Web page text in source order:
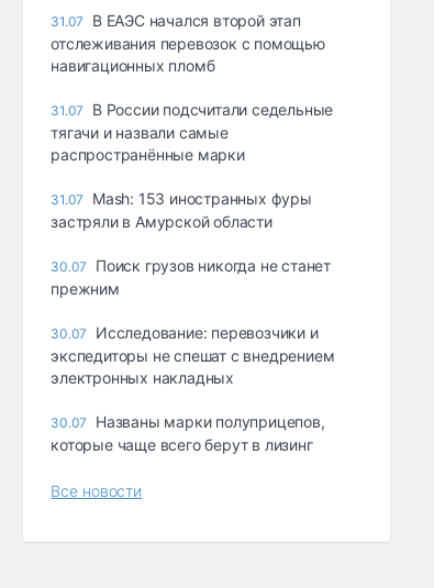
31.07
В ЕАЭС начался второй этап
отслеживания перевозок с помощью
навигационных пломб
31.07
В России подсчитали седельные
тягачи и назвали самые
распространённые марки
31.07
Mash: 153 иностранных фуры
застряли в Амурской области
30.07
Поиск грузов никогда не станет
прежним
30.07
Исследование: перевозчики и
экспедиторы не спешат с внедрением
электронных накладных
30.07
Названы марки полуприцепов,
которые чаще всего берут в лизинг
Все новости